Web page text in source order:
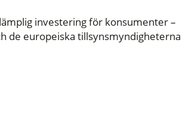
investering för konsumenter –
de europeiska tillsynsmyndigheterna